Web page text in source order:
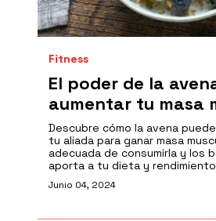
Fitness
El poder de la
aumentar tu masa
Descubre cómo la avena
tu aliada para ganar masa
adecuada de consumirla y los
aporta a tu dieta y
Junio 04, 2024